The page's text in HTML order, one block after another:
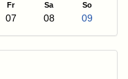
Fr Sa So
07 08 09